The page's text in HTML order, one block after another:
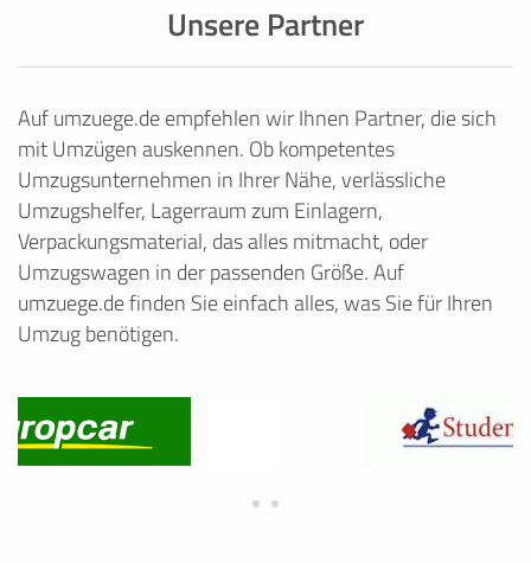
Unsere Partner
Auf umzuege.de empfehlen wir Ihnen Partner, die sich
mit Umzügen auskennen. Ob kompetentes
Umzugsunternehmen in Ihrer Nähe, verlässliche
Umzugshelfer, Lagerraum zum Einlagern,
Verpackungsmaterial, das alles mitmacht, oder
Umzugswagen in der passenden Größe. Auf
umzuege.de finden Sie einfach alles, was Sie für Ihren
Umzug benötigen.